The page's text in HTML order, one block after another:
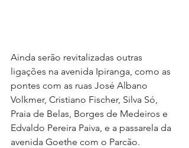
Ainda serão revitalizadas outras
ligações na avenida Ipiranga, como as
pontes com as ruas José Albano
Volkmer, Cristiano Fischer, Silva Só,
Praia de Belas, Borges de Medeiros e
Edvaldo Pereira Paiva, e a passarela da
avenida Goethe com o Parcão.